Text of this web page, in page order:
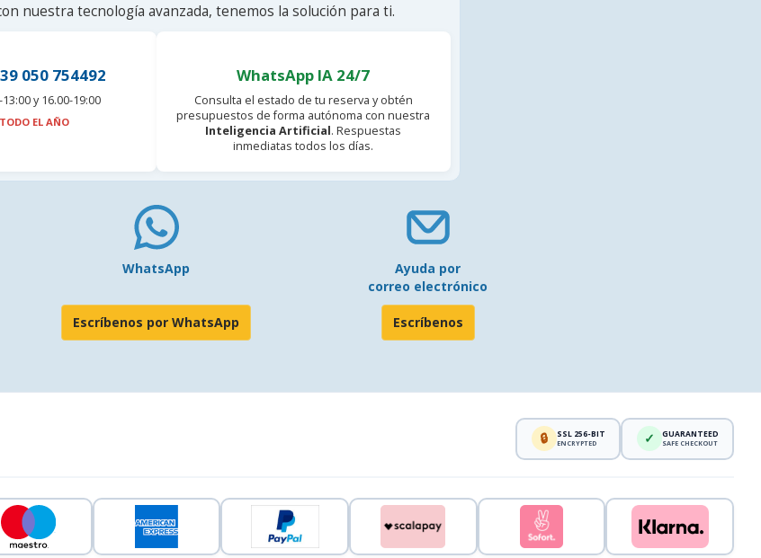
nuestra tecnología avanzada, tenemos la solución para ti.
050 754492
13:00 y 16.00-19:00
EL AÑO
WhatsApp IA 24/7
Consulta el estado de tu reserva y obtén
presupuestos de forma autónoma con nuestra
Inteligencia Artificial. Respuestas
inmediatas todos los días.
WhatsApp
Escríbenos por WhatsApp
Ayuda por
correo electrónico
Escríbenos
🔒 SSL 256-BIT
ENCRYPTED ✓ GUARANTEED
SAFE CHECKOUT